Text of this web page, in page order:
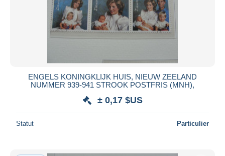
ENGELS KONINGKLIJK HUIS, NIEUW ZEELAND
NUMMER 939-941 STROOK POSTFRIS (MNH),
± 0,17 $US
Statut Particulier